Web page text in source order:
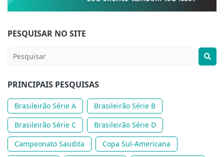
PESQUISAR NO SITE
PRINCIPAIS PESQUISAS
Brasileirão Série A
Brasileirão Série B
Brasileirão Série C
Brasileirão Série D
Campeonato Saudita
Copa Sul-Americana